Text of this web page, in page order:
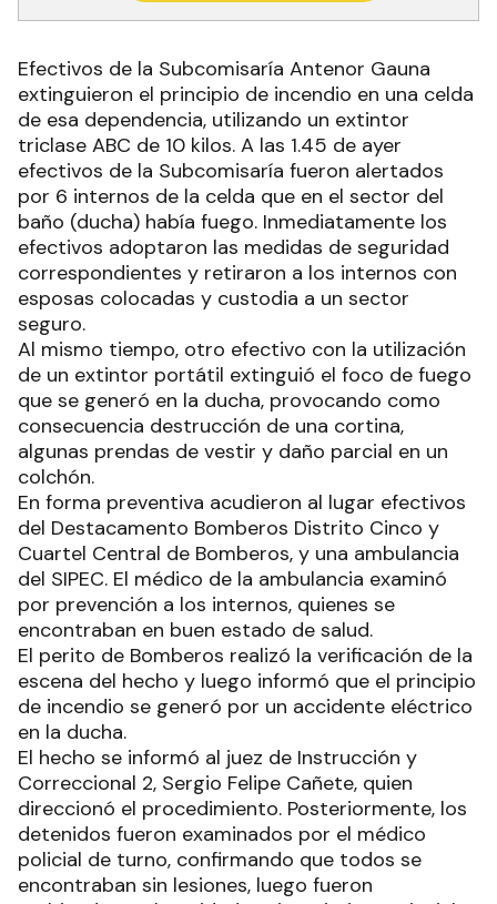
Efectivos de la Subcomisaría Antenor Gauna
extinguieron el principio de incendio en una celda
de esa dependencia, utilizando un extintor
triclase ABC de 10 kilos. A las 1.45 de ayer
efectivos de la Subcomisaría fueron alertados
por 6 internos de la celda que en el sector del
baño (ducha) había fuego. Inmediatamente los
efectivos adoptaron las medidas de seguridad
correspondientes y retiraron a los internos con
esposas colocadas y custodia a un sector
seguro.
Al mismo tiempo, otro efectivo con la utilización
de un extintor portátil extinguió el foco de fuego
que se generó en la ducha, provocando como
consecuencia destrucción de una cortina,
algunas prendas de vestir y daño parcial en un
colchón.
En forma preventiva acudieron al lugar efectivos
del Destacamento Bomberos Distrito Cinco y
Cuartel Central de Bomberos, y una ambulancia
del SIPEC. El médico de la ambulancia examinó
por prevención a los internos, quienes se
encontraban en buen estado de salud.
El perito de Bomberos realizó la verificación de la
escena del hecho y luego informó que el principio
de incendio se generó por un accidente eléctrico
en la ducha.
El hecho se informó al juez de Instrucción y
Correccional 2, Sergio Felipe Cañete, quien
direccionó el procedimiento. Posteriormente, los
detenidos fueron examinados por el médico
policial de turno, confirmando que todos se
encontraban sin lesiones, luego fueron